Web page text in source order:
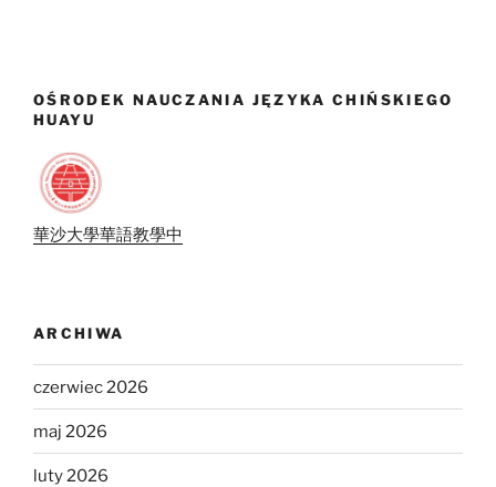
OŚRODEK NAUCZANIA JĘZYKA CHIŃSKIEGO
HUAYU
華沙大學華語教學中
ARCHIWA
czerwiec 2026
maj 2026
luty 2026